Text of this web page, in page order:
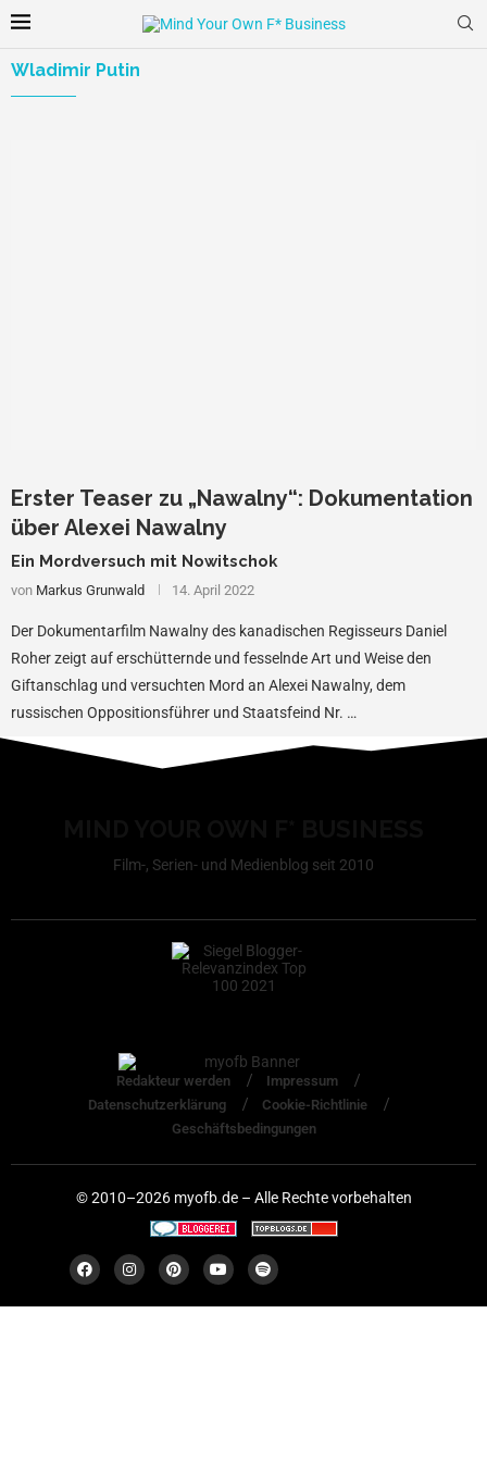
Wladimir Putin
Erster Teaser zu „Nawalny“: Dokumentation
über Alexei Nawalny
Ein Mordversuch mit Nowitschok
von Markus Grunwald 14. April 2022
Der Dokumentarfilm Nawalny des kanadischen Regisseurs Daniel
Roher zeigt auf erschütternde und fesselnde Art und Weise den
Giftanschlag und versuchten Mord an Alexei Nawalny, dem
russischen Oppositionsführer und Staatsfeind Nr. …
Film-, Serien- und Medienblog seit 2010
Redakteur werden
Impressum
Datenschutzerklärung
Cookie-Richtlinie
Geschäftsbedingungen
© 2010–2026 myofb.de – Alle Rechte vorbehalten